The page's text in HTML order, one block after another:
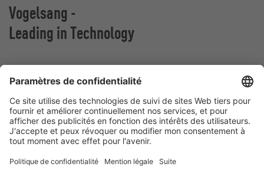
Vogelsang -
Leading in Technology
Vogelsang France
Z.A. De Fontgrave
26740 Montboucher sur Jabron
France